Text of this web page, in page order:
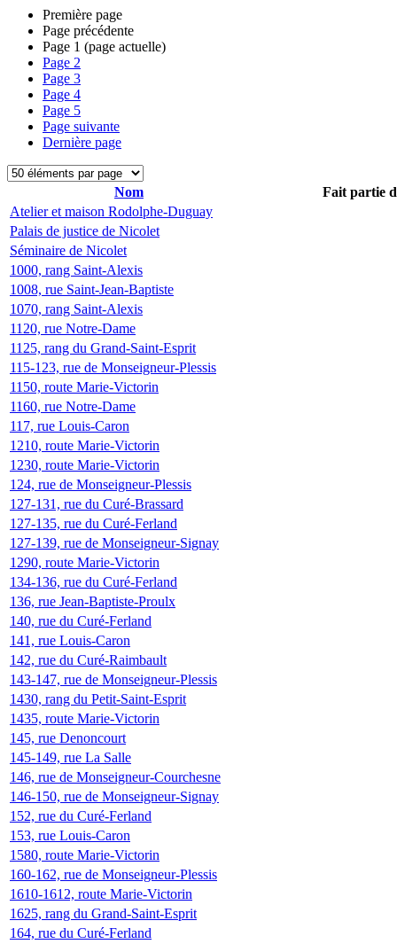
Première page
Page précédente
Page 1 (page actuelle)
Page 2
Page 3
Page 4
Page 5
Page suivante
Dernière page
Nom
Fait partie
Atelier et maison Rodolphe-Duguay
Palais de justice de Nicolet
Séminaire de Nicolet
1000, rang Saint-Alexis
1008, rue Saint-Jean-Baptiste
1070, rang Saint-Alexis
1120, rue Notre-Dame
1125, rang du Grand-Saint-Esprit
115-123, rue de Monseigneur-Plessis
1150, route Marie-Victorin
1160, rue Notre-Dame
117, rue Louis-Caron
1210, route Marie-Victorin
1230, route Marie-Victorin
124, rue de Monseigneur-Plessis
127-131, rue du Curé-Brassard
127-135, rue du Curé-Ferland
127-139, rue de Monseigneur-Signay
1290, route Marie-Victorin
134-136, rue du Curé-Ferland
136, rue Jean-Baptiste-Proulx
140, rue du Curé-Ferland
141, rue Louis-Caron
142, rue du Curé-Raimbault
143-147, rue de Monseigneur-Plessis
1430, rang du Petit-Saint-Esprit
1435, route Marie-Victorin
145, rue Denoncourt
145-149, rue La Salle
146, rue de Monseigneur-Courchesne
146-150, rue de Monseigneur-Signay
152, rue du Curé-Ferland
153, rue Louis-Caron
1580, route Marie-Victorin
160-162, rue de Monseigneur-Plessis
1610-1612, route Marie-Victorin
1625, rang du Grand-Saint-Esprit
164, rue du Curé-Ferland